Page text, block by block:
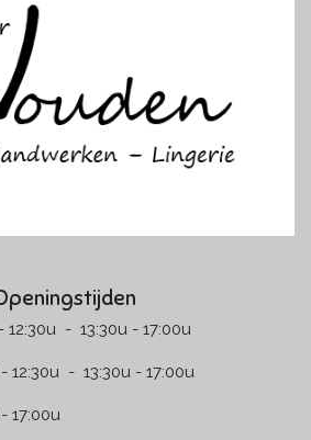
- 13:30u - 17:00u
- 13:30u - 17:00u
- 17:00u